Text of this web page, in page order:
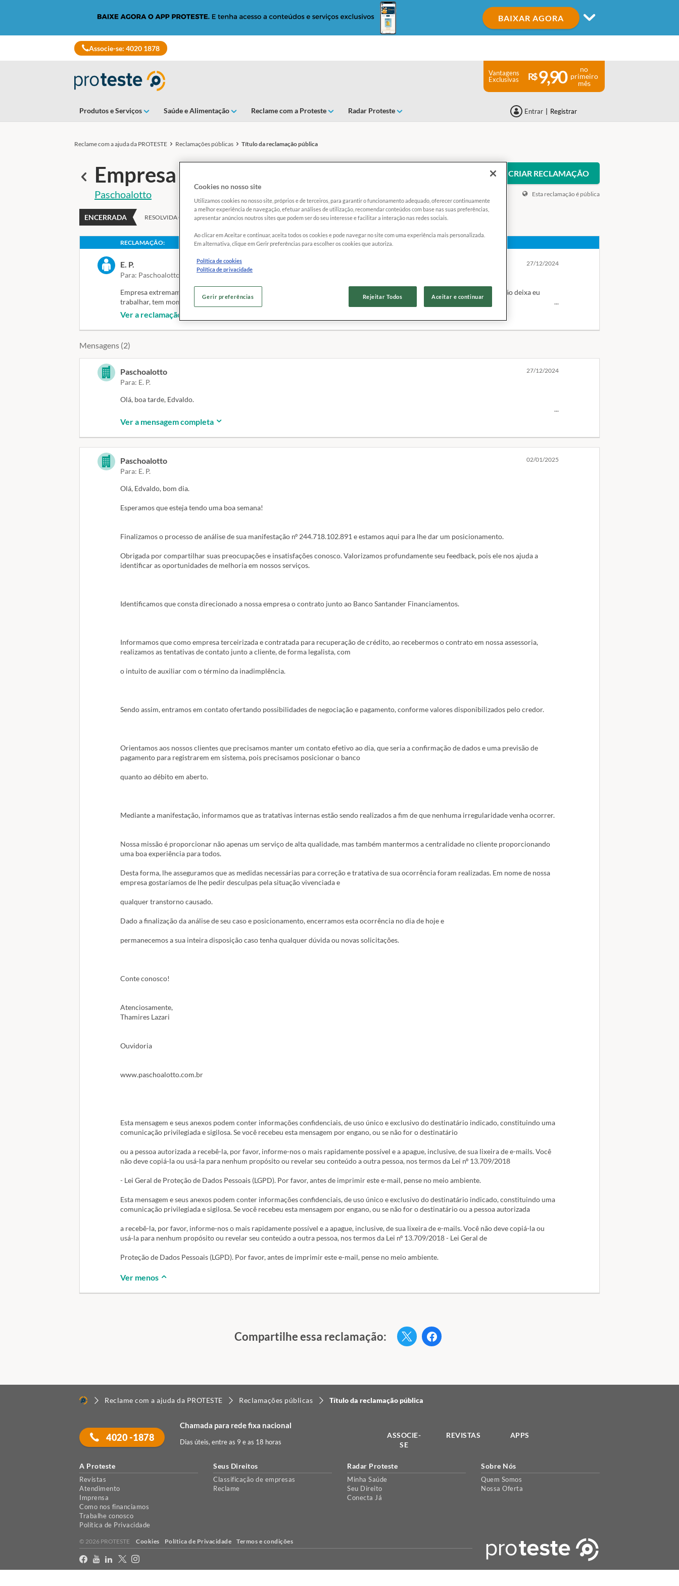
content
BAIXAR AGORA
Associe-se: 4020 1878
Produtos e Serviços Saúde e Alimentação Reclame com a Proteste Radar Proteste Entrar Registrar
Vantagens
Exclusivas
9,90
no
primeiro
mês
Reclame com a ajuda da PROTESTE Reclamações públicas Título da reclamação pública
Voltar
Empresa desrespeita o não pertube CRIAR RECLAMAÇÃO
Paschoalotto
ENCERRADA RESOLVIDA COM SUCESSO
Esta reclamação é pública
RECLAMAÇÃO:
E. P.
Para: Paschoalotto
27/12/2024
Empresa extremamente insistente em ligações, se eu responder 200 vezes no dia eles continuam ligando, minuto a minuto, não deixa eu
trabalhar, tem momento que o celular recebe várias ligações uma atrás da outra.
Não quero mais receber ligações dessa empresa, quando que quiser pagar conta do Santander, pago pelo app do banco, não quero receber
ligações da pascoaloto, empresa insuportável
Solução esperada
Não receber mais ligações da Pascoaloto
Ver a reclamação completa
Mensagens (2)
Paschoalotto
Para: E. P.
27/12/2024
Olá, boa tarde, Edvaldo.
Esperamos que esteja tendo uma boa semana!
Recepcionamos sua manifestação em nosso canal de Ouvidoria sob nº de protocolo 244.718.102.891.
Desde já agradecemos à compreensão e permanecemos à inteira disposição.
www.paschoalotto.com.br
Proteção de Dados Pessoais (LGPD). Por favor, antes de imprimir este e-mail, pense no meio ambiente.
Ver a mensagem completa
Paschoalotto
Para: E. P.
02/01/2025
Olá, Edvaldo, bom dia.
Esperamos que esteja tendo uma boa semana!
Finalizamos o processo de análise de sua manifestação nº 244.718.102.891 e estamos aqui para lhe dar um posicionamento.
Obrigada por compartilhar suas preocupações e insatisfações conosco. Valorizamos profundamente seu feedback, pois ele nos ajuda a
identificar as oportunidades de melhoria em nossos serviços.
Identificamos que consta direcionado a nossa empresa o contrato junto ao Banco Santander Financiamentos.
Informamos que como empresa terceirizada e contratada para recuperação de crédito, ao recebermos o contrato em nossa assessoria,
realizamos as tentativas de contato junto a cliente, de forma legalista, com
o intuito de auxiliar com o término da inadimplência.
Sendo assim, entramos em contato ofertando possibilidades de negociação e pagamento, conforme valores disponibilizados pelo credor.
Orientamos aos nossos clientes que precisamos manter um contato efetivo ao dia, que seria a confirmação de dados e uma previsão de
pagamento para registrarem em sistema, pois precisamos posicionar o banco
quanto ao débito em aberto.
Mediante a manifestação, informamos que as tratativas internas estão sendo realizados a fim de que nenhuma irregularidade venha ocorrer.
Nossa missão é proporcionar não apenas um serviço de alta qualidade, mas também mantermos a centralidade no cliente proporcionando
uma boa experiência para todos.
Desta forma, lhe asseguramos que as medidas necessárias para correção e tratativa de sua ocorrência foram realizadas. Em nome de nossa
empresa gostaríamos de lhe pedir desculpas pela situação vivenciada e
qualquer transtorno causado.
Dado a finalização da análise de seu caso e posicionamento, encerramos esta ocorrência no dia de hoje e
permanecemos a sua inteira disposição caso tenha qualquer dúvida ou novas solicitações.
Conte conosco!
Atenciosamente,
Thamires Lazari
Ouvidoria
www.paschoalotto.com.br
Esta mensagem e seus anexos podem conter informações confidenciais, de uso único e exclusivo do destinatário indicado, constituindo uma
comunicação privilegiada e sigilosa. Se você recebeu esta mensagem por engano, ou se não for o destinatário
ou a pessoa autorizada a recebê-la, por favor, informe-nos o mais rapidamente possível e a apague, inclusive, de sua lixeira de e-mails. Você
não deve copiá-la ou usá-la para nenhum propósito ou revelar seu conteúdo a outra pessoa, nos termos da Lei nº 13.709/2018
- Lei Geral de Proteção de Dados Pessoais (LGPD). Por favor, antes de imprimir este e-mail, pense no meio ambiente.
Esta mensagem e seus anexos podem conter informações confidenciais, de uso único e exclusivo do destinatário indicado, constituindo uma
comunicação privilegiada e sigilosa. Se você recebeu esta mensagem por engano, ou se não for o destinatário ou a pessoa autorizada
a recebê-la, por favor, informe-nos o mais rapidamente possível e a apague, inclusive, de sua lixeira de e-mails. Você não deve copiá-la ou
usá-la para nenhum propósito ou revelar seu conteúdo a outra pessoa, nos termos da Lei nº 13.709/2018 - Lei Geral de
Proteção de Dados Pessoais (LGPD). Por favor, antes de imprimir este e-mail, pense no meio ambiente.
Ver menos
Compartilhe essa reclamação: TwitterFacebook
Reclame com a ajuda da PROTESTE Reclamações públicas Título da reclamação pública
4020 -1878
Chamada para rede fixa nacional
Dias úteis, entre as 9 e as 18 horas
ASSOCIE-
SE
REVISTAS APPS
A Proteste
Revistas
Atendimento
Imprensa
Como nos financiamos
Trabalhe conosco
Política de Privacidade
Seus Direitos
Classificação de empresas
Reclame
Radar Proteste
Minha Saúde
Seu Direito
Conecta Já
Sobre Nós
Quem Somos
Nossa Oferta
© 2026 PROTESTE Cookies Política de Privacidade Termos e condições
Cookies no nosso site
Utilizamos cookies no nosso site, próprios e de terceiros, para garantir o funcionamento adequado, oferecer continuamente
a melhor experiência de navegação, efetuar análises de utilização, recomendar conteúdos com base nas suas preferências,
apresentar anúncios noutros sites que podem ser do seu interesse e facilitar a interação nas redes sociais.
Ao clicar em Aceitar e continuar, aceita todos os cookies e pode navegar no site com uma experiência mais personalizada.
Em alternativa, clique em Gerir preferências para escolher os cookies que autoriza.
Política de cookies
Política de privacidade
Rejeitar Todos Aceitar e continuar
Gerir preferências